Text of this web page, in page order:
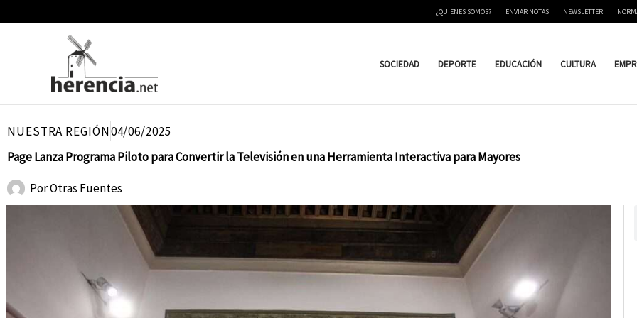
¿QUIENES SOMOS? ENVIAR NOTAS NEWSLETTER
SOCIEDAD DEPORTE EDUCACIÓN CULTURA
NUESTRA REGIÓN04/06/2025
Page Lanza Programa Piloto para Convertir la Televisión en una Herramienta Interactiva para Mayores
PorOtras Fuentes